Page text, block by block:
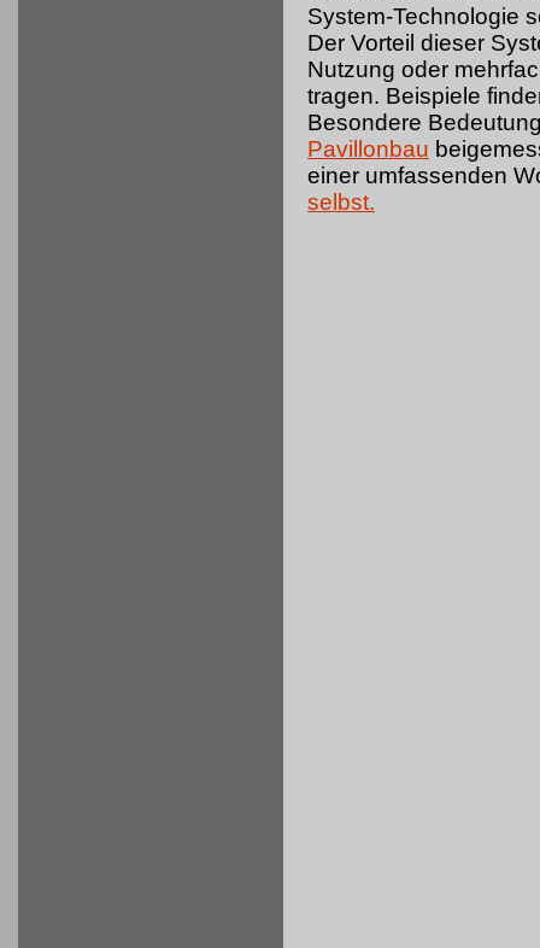
System-Technologie
Der Vorteil dieser
Nutzung oder
tragen. Beispiele
Besondere
Pavillonbau
einer umfassenden
selbst.